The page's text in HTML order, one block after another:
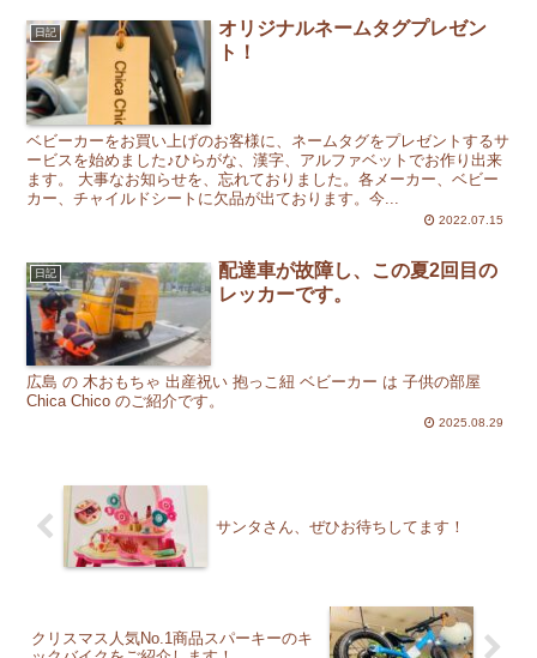
日記
オリジナルネームタグプレゼン
ト！
ベビーカーをお買い上げのお客様に、ネームタグをプレゼントするサ
ービスを始めました♪ひらがな、漢字、アルファベットでお作り出来
ます。 大事なお知らせを、忘れておりました。各メーカー、ベビー
カー、チャイルドシートに欠品が出ております。今...
2022.07.15
日記
配達車が故障し、この夏2回目の
レッカーです。
広島 の 木おもちゃ 出産祝い 抱っこ紐 ベビーカー は 子供の部屋
Chica Chico のご紹介です。
2025.08.29
サンタさん、ぜひお待ちしてます！
クリスマス人気No.1商品スパーキーのキ